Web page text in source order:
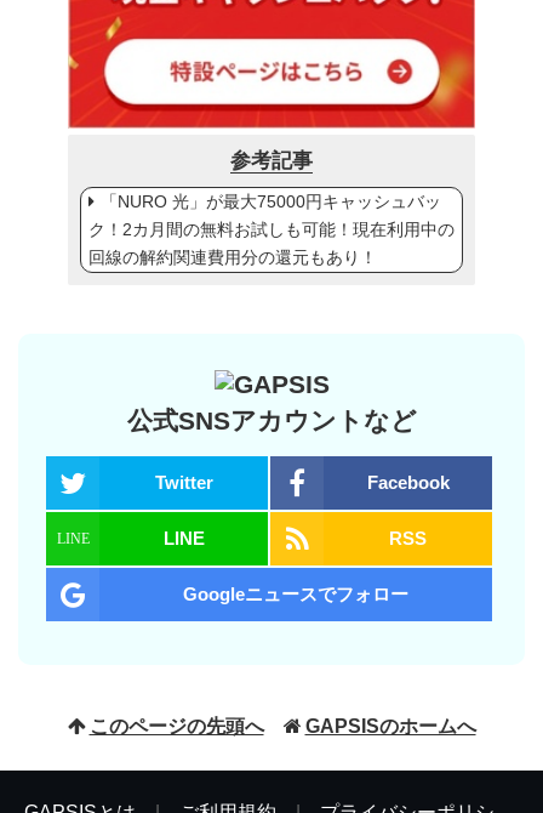
参考記事
「NURO 光」が最大75000円キャッシュバッ
ク！2カ月間の無料お試しも可能！現在利用中の
回線の解約関連費用分の還元もあり！
公式SNSアカウントなど
Twitter Facebook
LINE RSS
Googleニュースでフォロー
このページの先頭へ GAPSISのホームへ